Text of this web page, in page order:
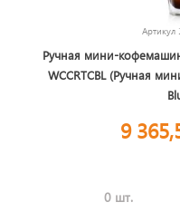
Артикул
Ручная мини-
WCCRTCBL (Ручная
9
0 шт.